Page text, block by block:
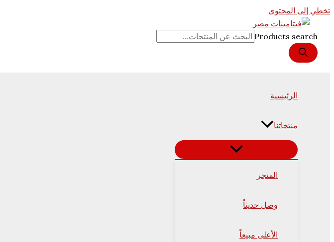
تخطي إلى المحتوى
Products search
الرئيسية
منتجاتنا
المتجر
وصل حديثاً
الأعلى مبيعاً